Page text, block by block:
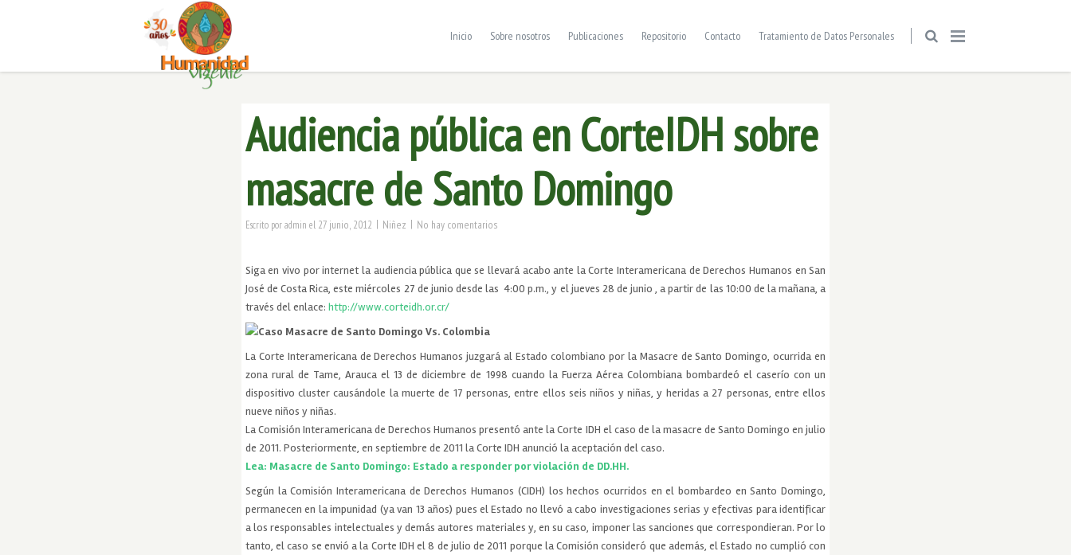
Inicio Sobre nosotros Publicaciones Repositorio Contacto Tratamiento de Datos Personales
Audiencia pública en CorteIDH sobre
masacre de Santo Domingo
Escrito poradmin el 27 junio, 2012 | Niñez | No hay comentarios
Siga en vivo por internet la audiencia pública que se llevará acabo ante la Corte Interamericana de Derechos Humanos en San
José de Costa Rica, este miércoles 27 de junio desde las 4:00 p.m., y el jueves 28 de junio , a partir de las 10:00 de la mañana, a
través del enlace: http://www.corteidh.or.cr/
Caso Masacre de Santo Domingo Vs. Colombia
La Corte Interamericana de Derechos Humanos juzgará al Estado colombiano por la Masacre de Santo Domingo, ocurrida en
zona rural de Tame, Arauca el 13 de diciembre de 1998 cuando la Fuerza Aérea Colombiana bombardeó el caserío con un
dispositivo cluster causándole la muerte de 17 personas, entre ellos seis niños y niñas, y heridas a 27 personas, entre ellos
nueve niños y niñas.
La Comisión Interamericana de Derechos Humanos presentó ante la Corte IDH el caso de la masacre de Santo Domingo en julio
de 2011. Posteriormente, en septiembre de 2011 la Corte IDH anunció la aceptación del caso.
Lea: Masacre de Santo Domingo: Estado a responder por violación de DD.HH.
Según la Comisión Interamericana de Derechos Humanos (CIDH) los hechos ocurridos en el bombardeo en Santo Domingo,
permanecen en la impunidad (ya van 13 años) pues el Estado no llevó a cabo investigaciones serias y efectivas para identificar
a los responsables intelectuales y demás autores materiales y, en su caso, imponer las sanciones que correspondieran. Por lo
tanto, el caso se envió a la Corte IDH el 8 de julio de 2011 porque la Comisión consideró que además, el Estado no cumplió con